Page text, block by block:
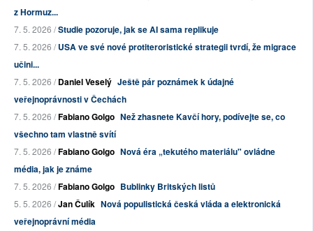
z Hormuz...
7. 5. 2026 /Studie pozoruje, jak se AI sama replikuje
7. 5. 2026 /USA ve své nové protiteroristické strategii tvrdí, že migrace
učini...
7. 5. 2026 /Daniel Veselý Ještě pár poznámek k údajné
veřejnoprávnosti v Čechách
7. 5. 2026 /Fabiano Golgo Než zhasnete Kavčí hory, podívejte se, co
všechno tam vlastně svítí
7. 5. 2026 /Fabiano Golgo Nová éra „tekutého materiálu" ovládne
média, jak je známe
7. 5. 2026 /Fabiano Golgo Bublinky Britských listů
5. 5. 2026 /Jan Čulík Nová populistická česká vláda a elektronická
veřejnoprávní média